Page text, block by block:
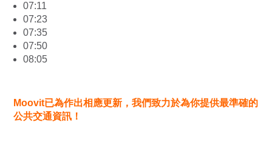
07:11
07:23
07:35
07:50
08:05
Moovit已為作出相應更新，我們致力於為你提供最準確的
公共交通資訊！